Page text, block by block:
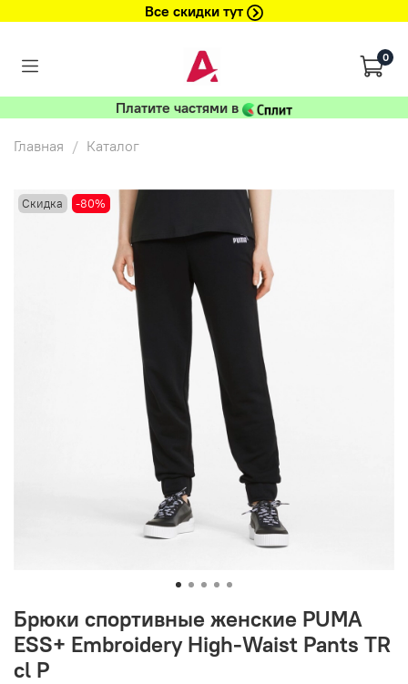
Все скидки тут
0
Платите частями в
Главная Каталог
Скидка -80%
Брюки спортивные женские PUMA
ESS+ Embroidery High-Waist Pants TR
cl P